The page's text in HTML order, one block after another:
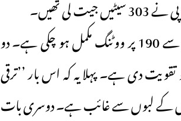
پہلے اور دوسرے مرحلے میں 543 لوک سبھا سیٹوں میں سے 190 پر ووٹنگ مکمل ہو چکی ہے۔ دو
دی ہے۔ پہلا یہ کہ اس بار ’’ترقی
کے لبوں سے غائب ہے۔ دوسری بات